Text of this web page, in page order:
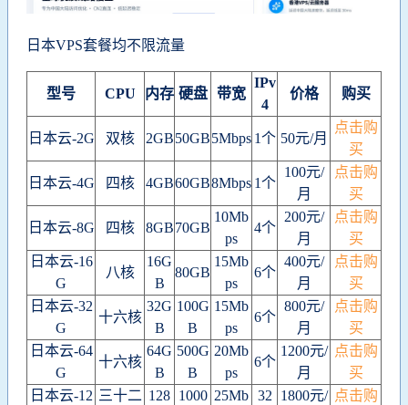
日本VPS套餐均不限流量
型号 CPU 内存 硬盘 带宽
IPv
4
价格 购买
日本云-2G 双核 2GB50GB5Mbps 1个 50元/月
点击购
买
日本云-4G 四核 4GB60GB8Mbps 1个
100元/
月
点击购
买
日本云-8G 四核 8GB70GB
10Mb
ps
4个
200元/
月
点击购
买
日本云-16
G
八核
16G
B
80GB
15Mb
ps
6个
400元/
月
点击购
买
日本云-32
G
十六核
32G
B
100G
B
15Mb
ps
6个
800元/
月
点击购
买
日本云-64
G
十六核
64G
B
500G
B
20Mb
ps
6个
1200元/
月
点击购
买
日本云-12 三十二 128 1000 25Mb 32
1800元/ 点击购